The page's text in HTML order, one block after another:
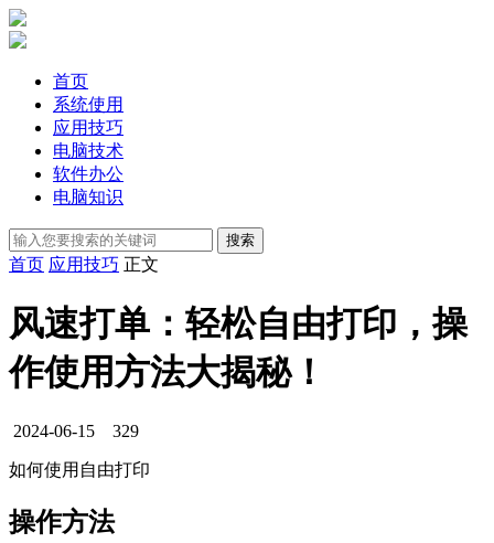
首页
系统使用
应用技巧
电脑技术
软件办公
电脑知识
首页 应用技巧 正文
风速打单：轻松自由打印，操
作使用方法大揭秘！
2024-06-15 329
如何使用自由打印
操作方法